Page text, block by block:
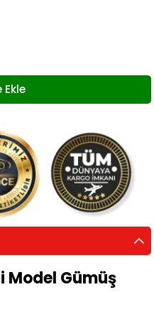
Model Gümüş